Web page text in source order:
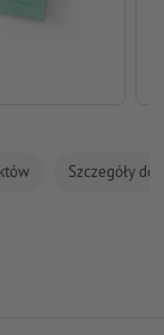
Szczegóły